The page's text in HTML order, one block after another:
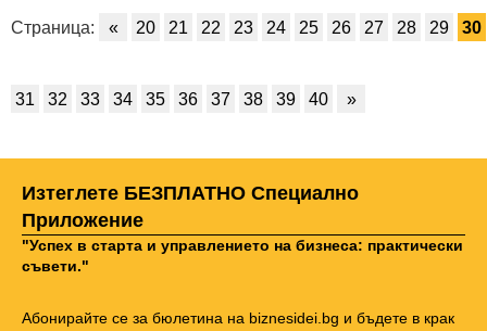
Страница: « 20 21 22 23 24 25 26 27 28 29 30
31 32 33 34 35 36 37 38 39 40 »
Изтеглете БЕЗПЛАТНО Специално
Приложение
"Успех в старта и управлението на бизнеса: практически
съвети."
Абонирайте се за бюлетина на biznesidei.bg и бъдете в крак